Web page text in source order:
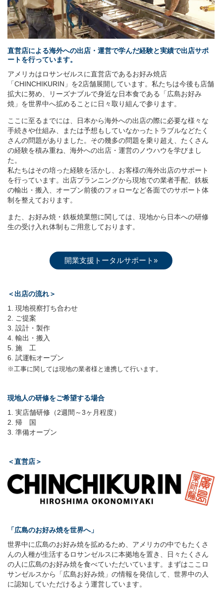
直営店による海外への出店・運営で学んだ経験と実績で出店サポ
ートを行っています。
アメリカはロサンゼルスに直営店であるお好み焼店
「CHINCHIKURIN」を2店舗展開しています。私たちは今後も店舗
拡大に努め、リーズナブルで身近な日本食である「広島お好み
焼」を世界中へ拡めることに日々取り組んで参ります。
ここに至るまでには、日本から海外への出店の際に必要な様々な
手続きや仕組み、または予想もしていなかったトラブルなどたく
さんの問題がありました。その幾多の問題を乗り超え、たくさん
の経験を積み重ね、海外への出店・運営のノウハウを学びまし
た。
私たちはその培った経験を活かし、お客様の海外出店のサポート
を行っています。出店プランニングから現地での業者手配、鉄板
の輸出・搬入、オープン前後のフォローなど各面でのサポート体
制を整えております。
また、お好み焼・鉄板焼業態に関しては、現地から日本への研修
生の受け入れ体制もご用意しております。
開業支援トータルサポート»
＜出店の流れ＞
現地視察打ち合わせ
ご提案
設計・製作
輸出・搬入
施 工
試運転オープン
※工事に関しては現地の業者様と連携して行います。
現地人の研修をご希望する場合
実店舗研修（2週間～3ヶ月程度）
帰 国
準備オープン
＜直営店＞
「広島のお好み焼を世界へ」
世界中に広島のお好み焼を拡めるため、アメリカの中でもたくさ
んの人種が生活するロサンゼルスに本拠地を置き、日々たくさん
の人に広島のお好み焼を食べていただいています。まずはここロ
サンゼルスから「広島お好み焼」の情報を発信して、世界中の人
に認知していただけるよう運営しています。